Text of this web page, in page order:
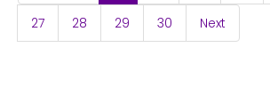
27 28 29 30 Next